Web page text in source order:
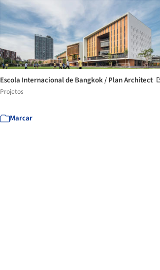
Escola Internacional de Bangkok / Plan Architect
Projetos
Marcar